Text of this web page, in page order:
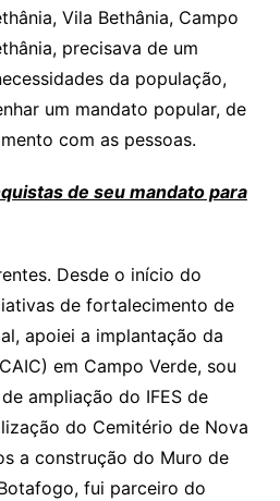
Vila Bethânia, Campo
precisava de um
da população,
um mandato popular, de
com as pessoas.
de seu mandato para
Desde o início do
de fortalecimento de
apoiei a implantação da
em Campo Verde, sou
ampliação do IFES de
do Cemitério de Nova
a construção do Muro de
fui parceiro do